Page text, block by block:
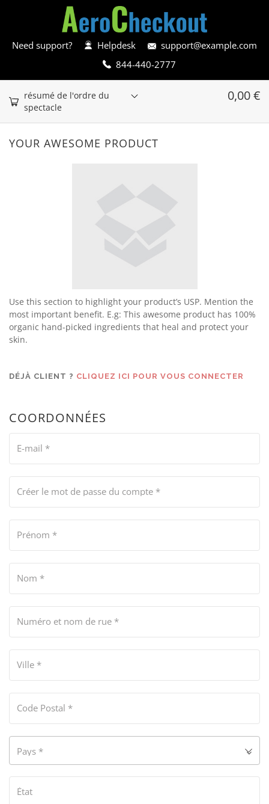
Need support? Helpdesk
support@example.com
844-440-2777
résumé de l'ordre du
spectacle
0,00€
YOUR AWESOME PRODUCT
Use this section to highlight your product’s USP. Mention the
most important benefit. E.g: This awesome product has 100%
organic hand-picked ingredients that heal and protect your
skin.
DÉJÀ CLIENT ? CLIQUEZ ICI POUR VOUS CONNECTER
COORDONNÉES
E-mail *
Créer le mot de passe du compte *
Prénom *
Nom *
Numéro et nom de rue *
Ville *
Code Postal *
Pays *
État